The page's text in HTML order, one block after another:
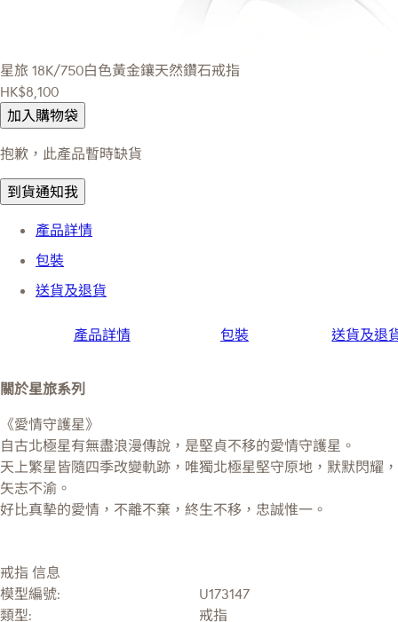
星旅 18K/750白色黃金鑲天然鑽石戒指
HK$8,100
加入購物袋
抱歉，此產品暫時缺貨
到貨通知我
產品詳情
包裝
送貨及退貨
產品詳情 包裝 送貨及退
關於星旅系列
《愛情守護星》
自古北極星有無盡浪漫傳說，是堅貞不移的愛情守護星。
天上繁星皆隨四季改變軌跡，唯獨北極星堅守原地，默默閃耀，
矢志不渝。
好比真摰的愛情，不離不棄，終生不移，忠誠惟一。
戒指 信息
模型編號:
U173147
類型:
戒指